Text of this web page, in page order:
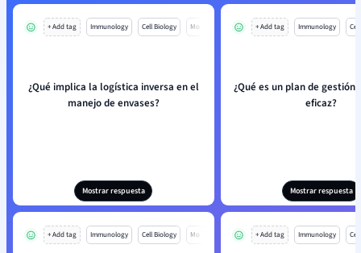
+ Add tag Immunology Cell Biology Mo
¿Qué implica la logística inversa en el
manejo de envases?
Mostrar respuesta
+ Add tag Immunology
¿Qué es un plan de gestión
eficaz?
Mostrar respuesta
+ Add tag Immunology Cell Biology Mo + Add tag Immunology